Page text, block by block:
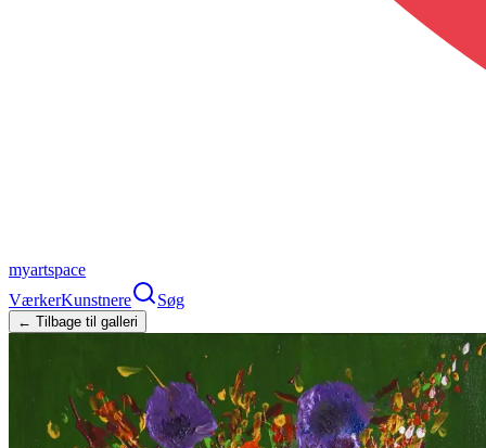
myartspace
VærkerKunstnere Søg
← Tilbage til galleri